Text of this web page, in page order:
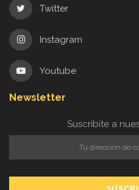
Twitter
Instagram
Youtube
Newsletter
Suscribite a